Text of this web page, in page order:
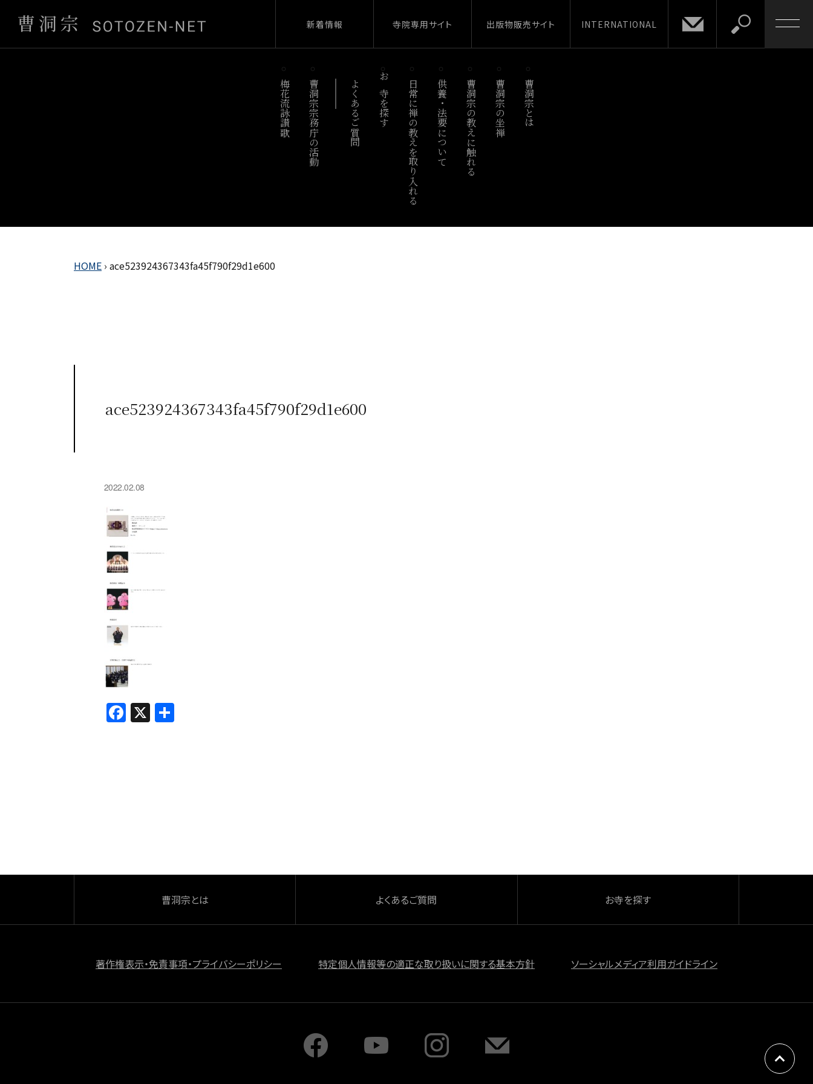
新着情報 寺院専用サイト 出版物販売サイト INTERNATIONAL
梅花流詠讃歌 曹洞宗宗務庁の活動 よくあるご質問 お寺を探す 日常に禅の教えを取り入れる 供養・法要について 曹洞宗の教えに触れる 曹洞宗の坐禅 曹洞宗とは
HOME › ace523924367343fa45f790f29d1e600
ace523924367343fa45f790f29d1e600
2022.02.08
F
a
X
曹洞宗とは よくあるご質問 お寺を探す
著作権表示・免責事項・プライバシーポリシー 特定個人情報等の適正な取り扱いに関する基本方針 ソーシャルメディア利用ガイドライン